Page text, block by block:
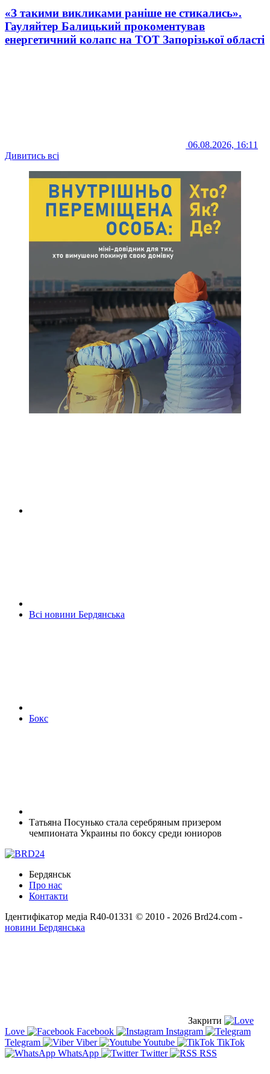
«З такими викликами раніше не стикались».
Гауляйтер Балицький прокоментував
енергетичний колапс на ТОТ Запорізької області
06.08.2026, 16:11
Дивитись всі
Всі новини Бердянська
Бокс
Татьяна Посунько стала серебряным призером
чемпионата Украины по боксу среди юниоров
Бердянськ
Про нас
Контакти
Ідентифікатор медіа R40-01331 © 2010 - 2026 Brd24.com -
новини Бердянська
Закрити
Love
Facebook
Instagram
Telegram
Viber Youtube
TikTok
WhatsApp
Twitter RSS